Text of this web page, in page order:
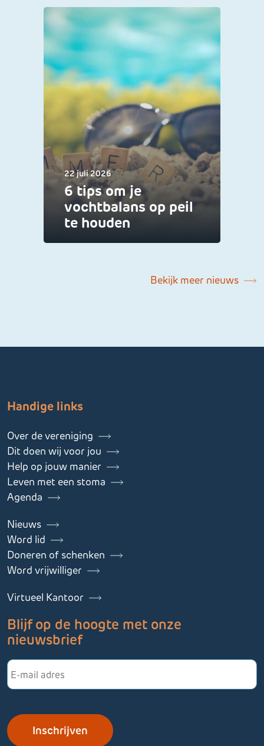
22 juli 2026
6 tips om je
vochtbalans op peil
te houden
Bekijk meer nieuws
Handige links
Over de vereniging
Dit doen wij voor jou
Help op jouw manier
Leven met een stoma
Agenda
Nieuws
Word lid
Doneren of schenken
Word vrijwilliger
Virtueel Kantoor
Blijf op de hoogte met onze
nieuwsbrief
E-
mailadres